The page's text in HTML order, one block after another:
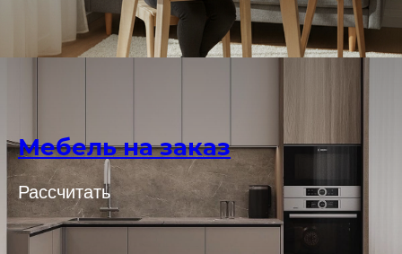
Мебель на заказ
Рассчитать